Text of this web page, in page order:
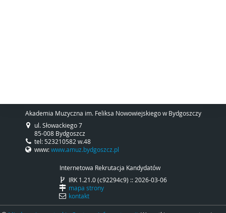
Akademia Muzyczna im. Feliksa Nowowiejskiego w Bydgoszczy
ul. Słowackiego 7
85-008 Bydgoszcz
tel: 523210582 w.48
www:www.amuz.bydgoszcz.pl
Internetowa Rekrutacja Kandydatów
IRK 1.21.0 (c92294c9) :: 2026-03-06
mapa strony
kontakt